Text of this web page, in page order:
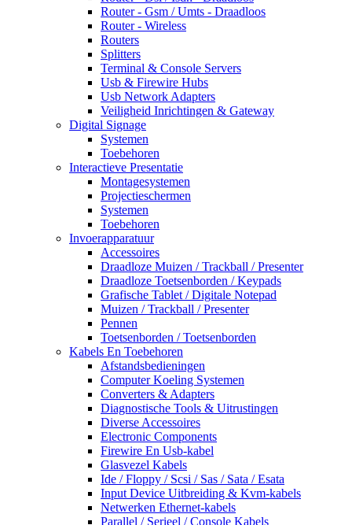
Router - Gsm / Umts - Draadloos
Router - Wireless
Routers
Splitters
Terminal & Console Servers
Usb & Firewire Hubs
Usb Network Adapters
Veiligheid Inrichtingen & Gateway
Digital Signage
Systemen
Toebehoren
Interactieve Presentatie
Montagesystemen
Projectieschermen
Systemen
Toebehoren
Invoerapparatuur
Accessoires
Draadloze Muizen / Trackball / Presenter
Draadloze Toetsenborden / Keypads
Grafische Tablet / Digitale Notepad
Muizen / Trackball / Presenter
Pennen
Toetsenborden / Toetsenborden
Kabels En Toebehoren
Afstandsbedieningen
Computer Koeling Systemen
Converters & Adapters
Diagnostische Tools & Uitrustingen
Diverse Accessoires
Electronic Components
Firewire En Usb-kabel
Glasvezel Kabels
Ide / Floppy / Scsi / Sas / Sata / Esata
Input Device Uitbreiding & Kvm-kabels
Netwerken Ethernet-kabels
Parallel / Serieel / Console Kabels